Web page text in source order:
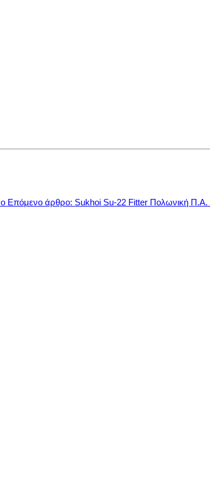
Επόμενο άρθρο: Sukhoi Su-22 Fitter Πολωνική Π.Α.